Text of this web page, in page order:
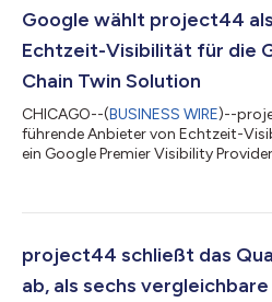
Ferguson und Ingram-Micro.
Gartner 2021 Magic Quadrant für
Google wählt project44
Echtzeit-Visibilität für die
Chain Twin Solution
CHICAGO--(BUSINESS WIRE)--
führende Anbieter von Echtzeit-
ein Google Premier Visibility
Lieferketten. Im Rahmen dieser
der seine Funktionen in die Google
Twin integriert,...
project44 schließt das
ab, als sechs